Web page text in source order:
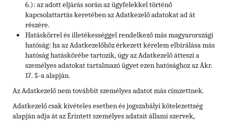
6.): az adott eljárás során az ügyfelekkel történő
kapcsolattartás keretében az Adatkezelő adatokat ad át
részére.
Hatáskörrel és illetékességgel rendelkező más magyarországi
hatóság: ha az Adatkezelőhöz érkezett kérelem elbírálása más
hatóság hatáskörébe tartozik, úgy az Adatkezelő átteszi a
személyes adatokat tartalmazó ügyet ezen hatósághoz az Ákr.
17. §-a alapján.
Az Adatkezelő nem továbbít személyes adatot más címzettnek.
Adatkezelő csak kivételes esetben és jogszabályi kötelezettség
alapján adja át az Érintett személyes adatait állami szervek,